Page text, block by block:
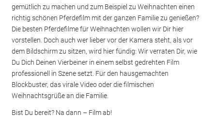
gemütlich zu machen und zum Beispiel zu Weihnachten einen
richtig schönen Pferdefilm mit der ganzen Familie zu genießen?
Die besten Pferdefilme für Weihnachten wollen wir Dir hier
vorstellen. Doch auch wer lieber vor der Kamera steht, als vor
dem Bildschirm zu sitzen, wird hier fündig: Wir verraten Dir, wie
Du Dich Deinen Vierbeiner in einem selbst gedrehten Film
professionell in Szene setzt. Für den hausgemachten
Blockbuster, das virale Video oder die filmischen
Weihnachtsgrüße an die Familie.
Bist Du bereit? Na dann – Film ab!